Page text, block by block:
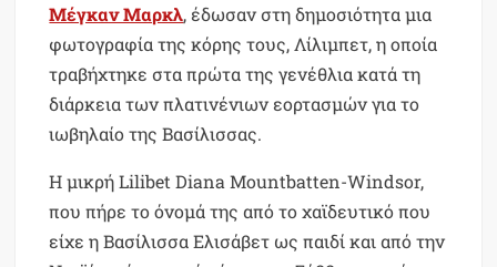
Μέγκαν Μαρκλ, έδωσαν στη δημοσιότητα μια
φωτογραφία της κόρης τους, Λίλιμπετ, η οποία
τραβήχτηκε στα πρώτα της γενέθλια κατά τη
διάρκεια των πλατινένιων εορτασμών για το
ιωβηλαίο της Βασίλισσας.
Η μικρή Lilibet Diana Mountbatten-Windsor,
που πήρε το όνομά της από το χαϊδευτικό που
είχε η Βασίλισσα Ελισάβετ ως παιδί και από την